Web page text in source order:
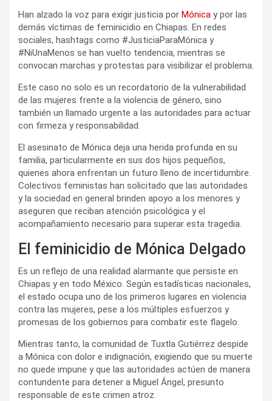
Han alzado la voz para exigir justicia por Mónica y por las
demás víctimas de feminicidio en Chiapas. En redes
sociales, hashtags como #JusticiaParaMónica y
#NiUnaMenos se han vuelto tendencia, mientras se
convocan marchas y protestas para visibilizar el problema.
Este caso no solo es un recordatorio de la vulnerabilidad
de las mujeres frente a la violencia de género, sino
también un llamado urgente a las autoridades para actuar
con firmeza y responsabilidad.
El asesinato de Mónica deja una herida profunda en su
familia, particularmente en sus dos hijos pequeños,
quienes ahora enfrentan un futuro lleno de incertidumbre.
Colectivos feministas han solicitado que las autoridades
y la sociedad en general brinden apoyo a los menores y
aseguren que reciban atención psicológica y el
acompañamiento necesario para superar esta tragedia.
El feminicidio de Mónica Delgado
Es un reflejo de una realidad alarmante que persiste en
Chiapas y en todo México. Según estadísticas nacionales,
el estado ocupa uno de los primeros lugares en violencia
contra las mujeres, pese a los múltiples esfuerzos y
promesas de los gobiernos para combatir este flagelo.
Mientras tanto, la comunidad de Tuxtla Gutiérrez despide
a Mónica con dolor e indignación, exigiendo que su muerte
no quede impune y que las autoridades actúen de manera
contundente para detener a Miguel Ángel, presunto
responsable de este crimen atroz.